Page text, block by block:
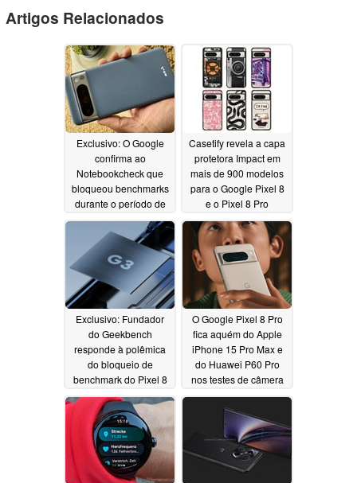
Artigos Relacionados
Exclusivo: O Google
confirma ao
Notebookcheck que
bloqueou benchmarks
durante o período de
embargo da análise do
Pixel 8 e do Pixel 8 Pro
10/23/2023
Casetify revela a capa
protetora Impact em
mais de 900 modelos
para o Google Pixel 8
e o Pixel 8 Pro
10/22/2023
Exclusivo: Fundador
do Geekbench
responde à polêmica
do bloqueio de
benchmark do Pixel 8
10/22/2023
O Google Pixel 8 Pro
fica aquém do Apple
iPhone 15 Pro Max e
do Huawei P60 Pro
nos testes de câmera
do DxOMark10/21/2023